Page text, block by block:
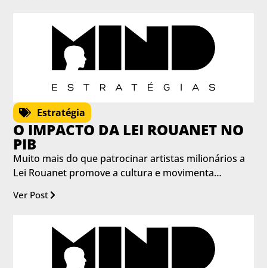
Estratégia
O IMPACTO DA LEI ROUANET NO
PIB
Muito mais do que patrocinar artistas milionários a
Lei Rouanet promove a cultura e movimenta…
Ver Post